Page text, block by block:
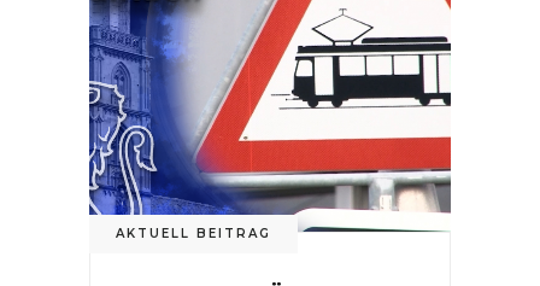
AKTUELL BEITRAG